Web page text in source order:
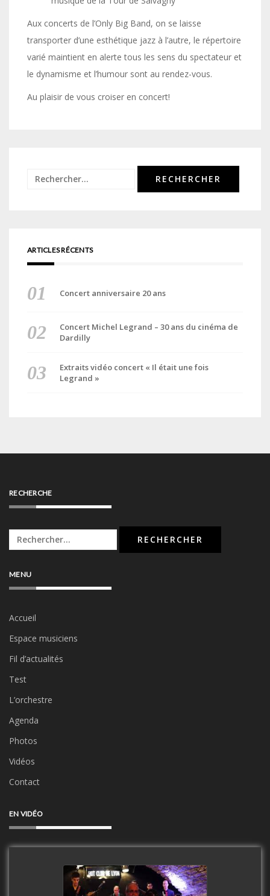
Aux concerts de l’Only Big Band, on se laisse
transporter d’une esthétique jazz à l’autre, le répertoire
varié maintient en alerte tous les sens du spectateur et
le dynamisme et l’humour sont au rendez-vous.
Au plaisir de vous croiser en concert!
Rechercher :
ARTICLES RÉCENTS
Concert anniversaire 20 ans
Concert Michel Legrand – 30 ans du cinéma de
Dardilly
Extraits vidéo concert « Il était une fois
Legrand »
RECHERCHE
Rechercher :
MENU
Accueil
Espace musiciens
Fil d’actualités
Test
L’orchestre
Agenda
Photos
Vidéos
Contact
EN VIDÉO
Clip Only Big Band 2019